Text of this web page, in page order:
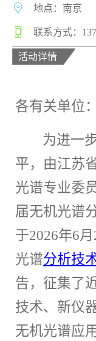
地点：南京
联系方式：
活动详情
各有关单位：
为进一
平，由江苏
光谱专业委
届无机光谱
于2026年6月
光谱分析技
告，征集了
技术、新仪
无机光谱应